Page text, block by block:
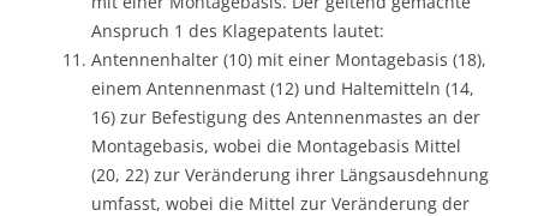
Anspruch 1 des Klagepatents lautet:
Antennenhalter (10) mit einer Montagebasis (18),
einem Antennenmast (12) und Haltemitteln (14,
16) zur Befestigung des Antennenmastes an der
Montagebasis, wobei die Montagebasis Mittel
(20, 22) zur Veränderung ihrer Längsausdehnung
umfasst, wobei die Mittel zur Veränderung der